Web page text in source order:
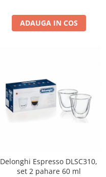
ADAUGA IN COS
Delonghi Espresso DLSC310,
set 2 pahare 60 ml